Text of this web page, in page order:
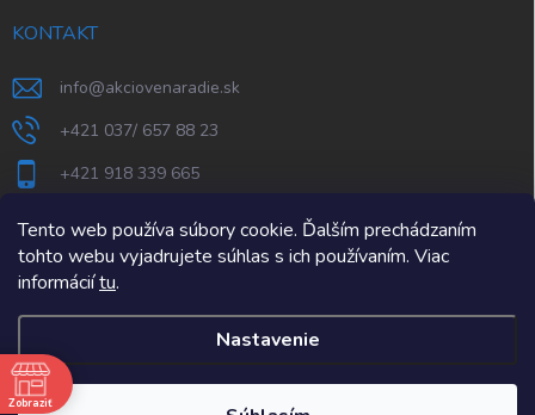
Tento web používa súbory cookie. Ďalším prechádzaním
tohto webu vyjadrujete súhlas s ich používaním. Viac
informáciítu.
Nastavenie
KONTAKT
info@akciovenaradie.sk
+421 037/ 657 88 23
+421 918 339 665
STEPS Nitra
AkcioveNaradie.sk
Zobraziť